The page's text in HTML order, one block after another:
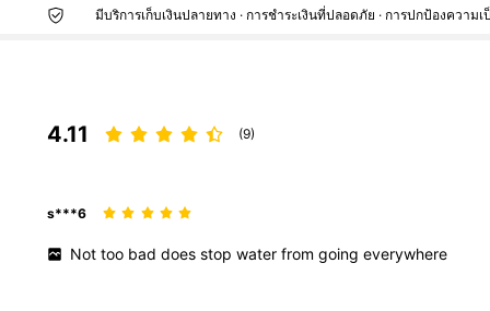
มีบริการเก็บเงินปลายทาง · การชำระเงินที่ปลอดภัย · การปกป้องความ
4.11 (9)
s***6
Nottoo baddoesstopwaterfromgoingeverywhere